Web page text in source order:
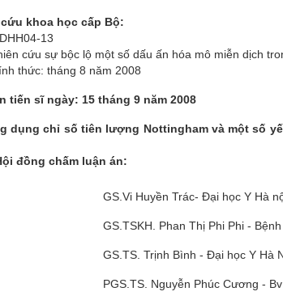
khoa học cấp Bộ:
13
cứu sự bộc lộ một số dấu ấn hóa mô miễn dịch
thức: tháng 8 năm 2008
tiến sĩ ngày: 15 tháng 9 năm 2008
dụng chỉ số tiên lượng Nottingham và một số
đồng chấm luận án:
GS.Vi Huyền Trác- Đại học Y Hà
GS.TSKH. Phan Thị Phi Phi -
GS.TS. Trịnh Bình - Đại học Y Hà
PGS.TS. Nguyễn Phúc Cương -